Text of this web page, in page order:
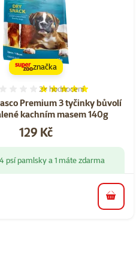
Premium 3 tyčinky bůvolí
kachním masem 140g
Hodnocení 100%, počet
2× hodnocení
Cena
129 Kč
značka
psí pamlsky a 1 máte zdarma
do